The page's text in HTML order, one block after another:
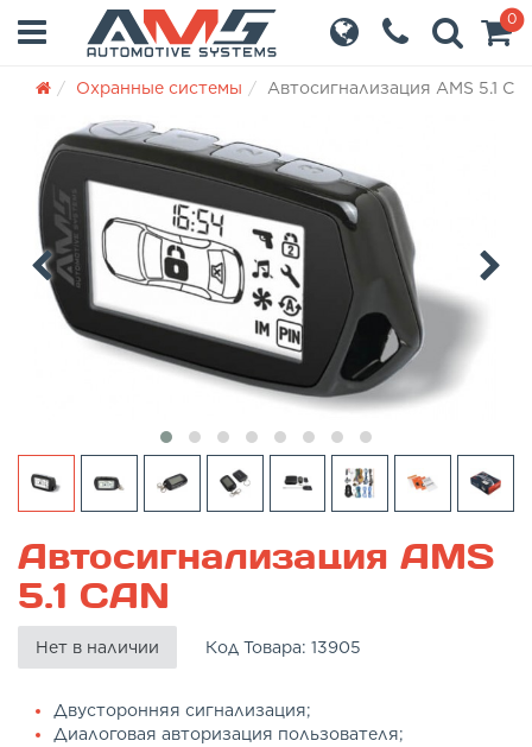
0
Охранные системы Автосигнализация AMS 5.1
Автосигнализация AMS
5.1 CAN
Нет в наличии Код Товара: 13905
Двусторонняя сигнализация;
Диалоговая авторизация пользователя;